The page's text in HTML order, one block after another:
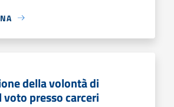
della volontà di
presso carceri